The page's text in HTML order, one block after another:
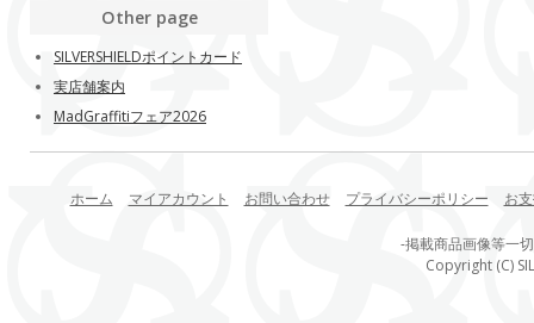
Other page
SILVERSHIELDポイントカード
実店舗案内
MadGraffitiフェア2026
ホーム マイアカウント お問い合わせ プライバシーポリシー お
-掲載商品画像等一
Copyright (C)